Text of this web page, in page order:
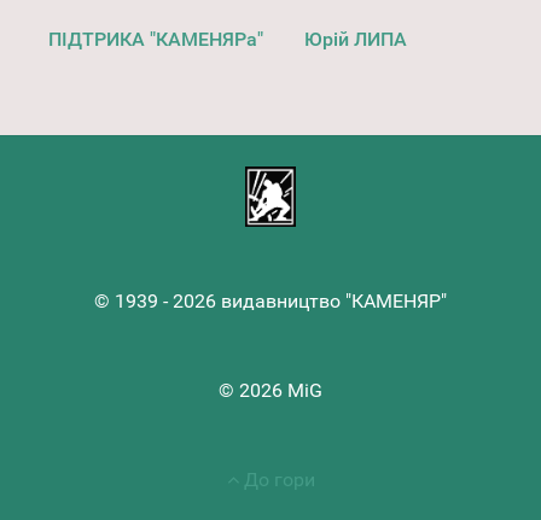
ПІДТРИКА "КАМЕНЯРа" Юрій ЛИПА
© 1939 - 2026 видавництво "КАМЕНЯР"
© 2026 MiG
До гори